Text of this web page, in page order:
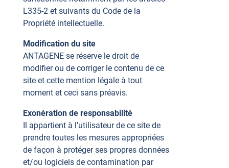
L335-2 et suivants du Code de la
Propriété intellectuelle.
Modification du site
ANTAGENE se réserve le droit de
modifier ou de corriger le contenu de ce
site et cette mention légale à tout
moment et ceci sans préavis.
Exonération de responsabilité
Il appartient à l’utilisateur de ce site de
prendre toutes les mesures appropriées
de façon à protéger ses propres données
et/ou logiciels de contamination par